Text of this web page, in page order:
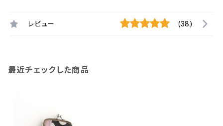
レビュー (38)
最近チェックした商品